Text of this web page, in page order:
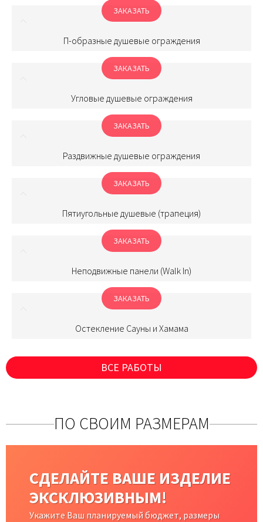
П-образные душевые ограждения
ЗАКАЗАТЬ
Угловые душевые ограждения
ЗАКАЗАТЬ
Раздвижные душевые ограждения
ЗАКАЗАТЬ
Пятиугольные душевые (трапеция)
ЗАКАЗАТЬ
Неподвижные панели (Walk In)
ЗАКАЗАТЬ
Остекление Сауны и Хамама
ЗАКАЗАТЬ
ВСЕ РАБОТЫ
ПО СВОИМ РАЗМЕРАМ
СДЕЛАЙТЕ ВАШЕ ИЗДЕЛИЕ
ЭКСКЛЮЗИВНЫМ!
Укажите Ваш планируемый бюджет, размеры